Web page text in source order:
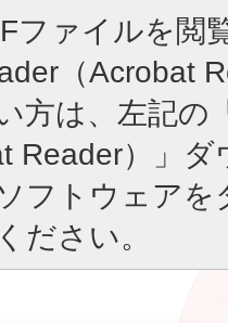
ファイルを閲
（Acrobat
方は、左記の
Reader）」
フトウェア
ださい。